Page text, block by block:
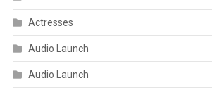
Actresses
Audio Launch
Audio Launch